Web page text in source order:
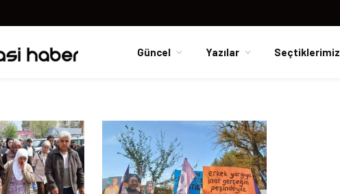
Güncel Yazılar Seçtiklerimiz